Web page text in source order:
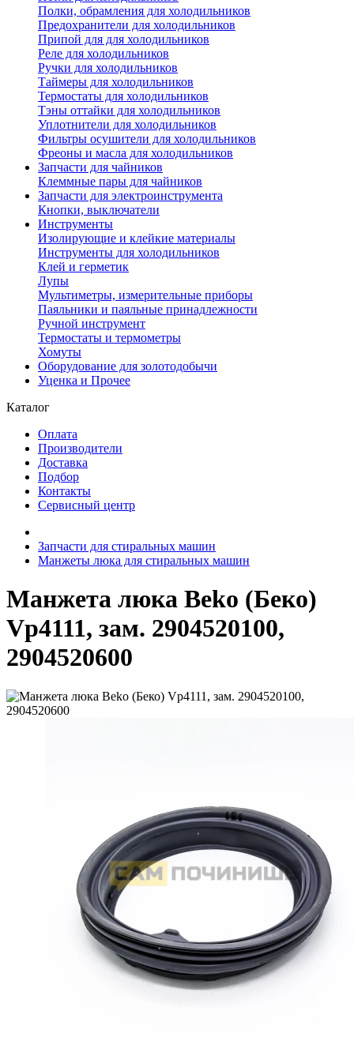
Полки, обрамления для холодильников
Предохранители для холодильников
Припой для для холодильников
Реле для холодильников
Ручки для холодильников
Таймеры для холодильников
Термостаты для холодильников
Тэны оттайки для холодильников
Уплотнители для холодильников
Фильтры осушители для холодильников
Фреоны и масла для холодильников
Запчасти для чайников
Клеммные пары для чайников
Запчасти для электроинструмента
Кнопки, выключатели
Инструменты
Изолирующие и клейкие материалы
Инструменты для холодильников
Клей и герметик
Лупы
Мультиметры, измерительные приборы
Паяльники и паяльные принадлежности
Ручной инструмент
Термостаты и термометры
Хомуты
Оборудование для золотодобычи
Уценка и Прочее
Каталог
Оплата
Производители
Доставка
Подбор
Контакты
Сервисный центр
Запчасти для стиральных машин
Манжеты люка для стиральных машин
Манжета люка Beko (Беко)
Vp4111, зам. 2904520100,
2904520600